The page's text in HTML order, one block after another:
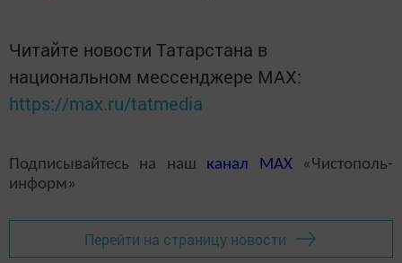
Читайте новости Татарстана в
национальном мессенджере MАХ:
https://max.ru/tatmedia
Подписывайтесь на наш канал MAX«Чистополь-
информ»
Перейти на страницу новости